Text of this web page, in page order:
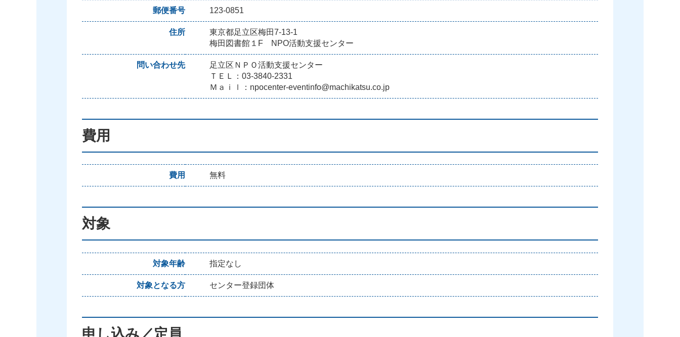
郵便番号 123-0851
住所
東京都足立区梅田7-13-1
梅田図書館１F NPO活動支援センター
問い合わせ先
足立区ＮＰＯ活動支援センター
ＴＥＬ：03-3840-2331
Ｍａｉｌ：npocenter-eventinfo@machikatsu.co.jp
費用
費用 無料
対象
対象年齢 指定なし
対象となる方 センター登録団体
申し込み／定員